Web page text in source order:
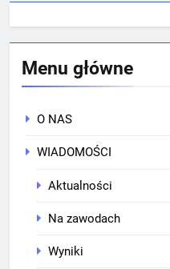
Menu główne
O NAS
WIADOMOŚCI
Aktualności
Na zawodach
Wyniki